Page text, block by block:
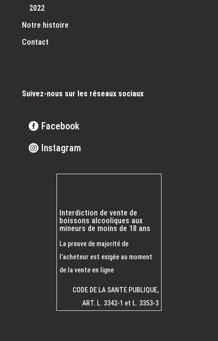
2022
Notre histoire
Contact
Suivez-nous sur les réseaux sociaux
Facebook
Instagram
Interdiction de vente de
boissons alcooliques aux
mineurs de moins de 18 ans
La preuve de majorité de
l’acheteur est exigée au moment
de la vente en ligne
CODE DE LA SANTE PUBLIQUE,
ART. L. 3342-1 et L. 3353-3